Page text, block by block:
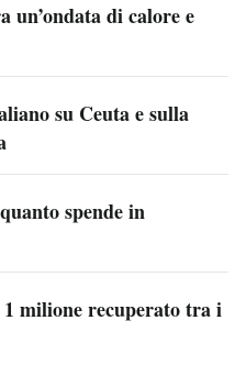
un’ondata di calore e
su Ceuta e sulla
spende in
milione recuperato tra i